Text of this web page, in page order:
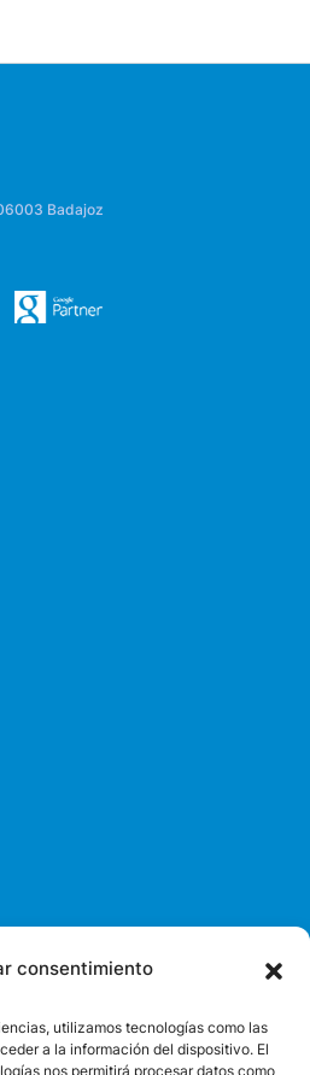
consentimiento
utilizamos tecnologías como las
a la información del dispositivo. El
nos permitirá procesar datos como
Badajoz